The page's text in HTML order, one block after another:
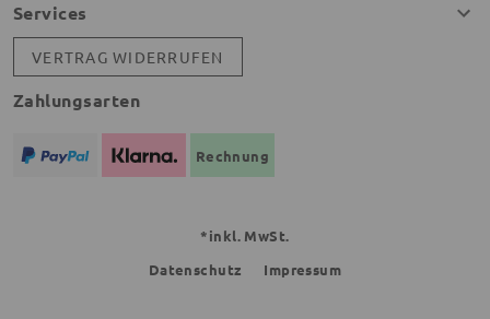
Services
VERTRAG WIDERRUFEN
Zahlungsarten
Rechnung
*inkl. MwSt.
Datenschutz
Impressum